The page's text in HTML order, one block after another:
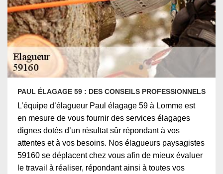
PAUL ÉLAGAGE 59 : DES CONSEILS PROFESSIONNELS
L’équipe d’élagueur Paul élagage 59 à Lomme est
en mesure de vous fournir des services élagages
dignes dotés d’un résultat sûr répondant à vos
attentes et à vos besoins. Nos élagueurs paysagistes
59160 se déplacent chez vous afin de mieux évaluer
le travail à réaliser, répondant ainsi à toutes vos